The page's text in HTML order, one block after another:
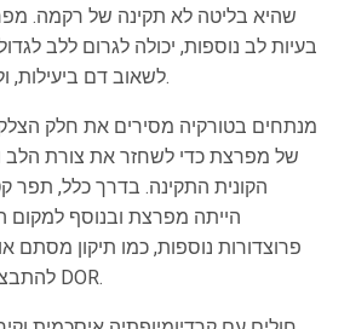
שהיא בליטה לא תקינה של רקמה.
בעיות לב נוספות, יכולה לגרום ללב
לשאוב דם ביעילות, ולגרום לאי ספיקת לב.
של מפרצת כדי לשחזר את צורת הלב
הקונית התקינה. בדרך כלל, תפר
הייתה מפרצת ובנוסף
פרוצדורות נוספות, כמו תיקון מסתם או
להתבצע במהלך פרוצדורת DOR.